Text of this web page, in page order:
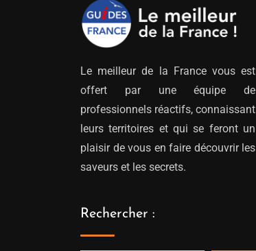
Le meilleur de la France vous est
offert par une équipe de
professionnels réactifs, connaissant
leurs territoires et qui se feront un
plaisir de vous en faire découvrir les
saveurs et les secrets.
Rechercher :